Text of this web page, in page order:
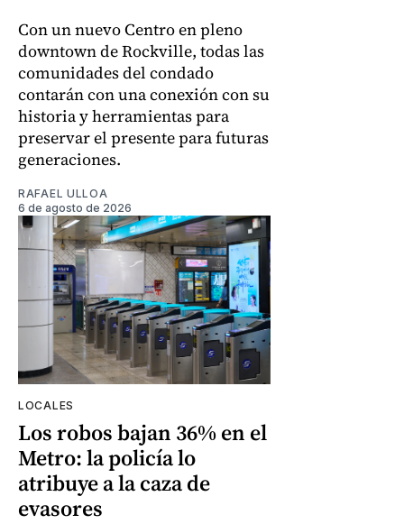
Con un nuevo Centro en pleno
downtown de Rockville, todas las
comunidades del condado
contarán con una conexión con su
historia y herramientas para
preservar el presente para futuras
generaciones.
RAFAEL ULLOA
6 de agosto de 2026
LOCALES
Los robos bajan 36% en el
Metro: la policía lo
atribuye a la caza de
evasores